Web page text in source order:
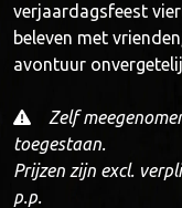
verjaardagsfeest
beleven met
avontuur
Zelf
toegestaan.
Prijzen zijn excl.
p.p.